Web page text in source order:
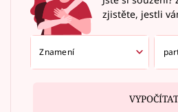
zjistěte, jestli
VYPOČÍTAT